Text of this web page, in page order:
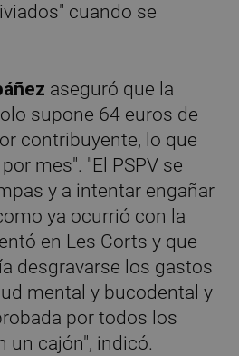
cuando se
aseguró que la
supone 64 euros de
contribuyente, lo que
mes". "El PSPV se
y a intentar engañar
ya ocurrió con la
en Les Corts y que
desgravarse los gastos
mental y bucodental y
por todos los
un cajón", indicó.